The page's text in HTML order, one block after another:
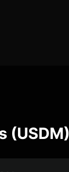
(USDM)